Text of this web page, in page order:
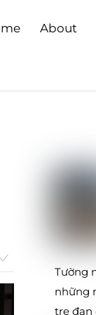
About
Tường
những
tre đan